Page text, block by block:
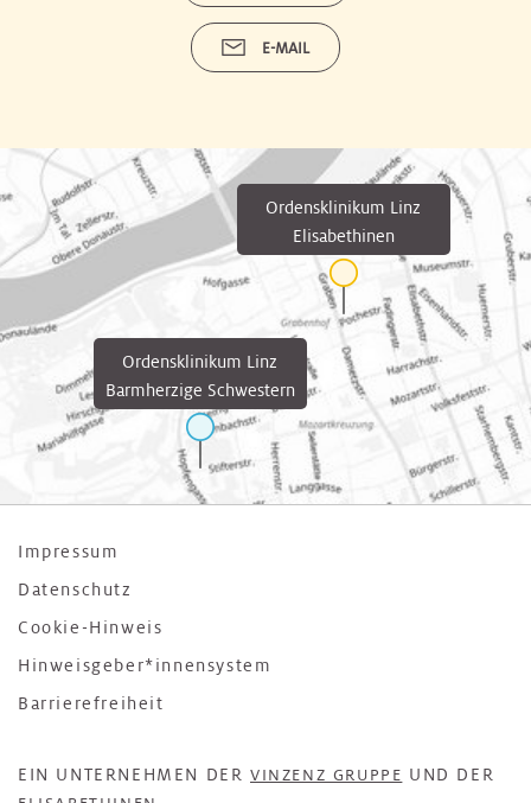
E-MAIL
Ordensklinikum Linz
Barmherzige Schwestern
Ordensklinikum Linz
Elisabethinen
Impressum
Datenschutz
Cookie-Hinweis
Hinweisgeber*innensystem
Barrierefreiheit
EIN UNTERNEHMEN DER VINZENZ GRUPPE UND DER